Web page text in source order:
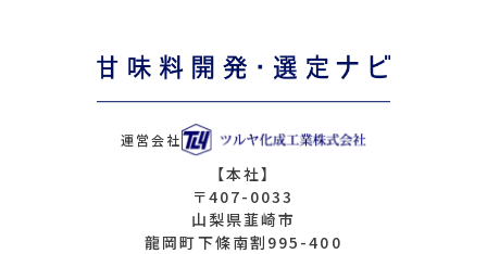
運営会社
【本社】
〒407-0033
山梨県韮崎市
龍岡町下條南割995-400